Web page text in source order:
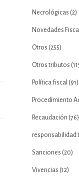
Necrológicas (2)
Novedades
Otros (255)
Otros tributos
Política fiscal (91)
Procedimiento
Recaudación (76)
responsabilidad
Sanciones (20)
Vivencias (12)